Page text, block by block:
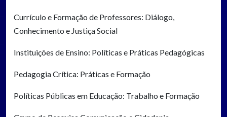
Currículo e Formação de Professores: Diálogo,
Conhecimento e Justiça Social
Instituições de Ensino: Políticas e Práticas Pedagógicas
Pedagogia Crítica: Práticas e Formação
Políticas Públicas em Educação: Trabalho e Formação